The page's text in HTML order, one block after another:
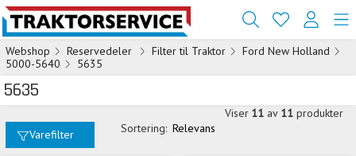
Webshop Reservedeler Filter til Traktor
Ford New Holland
5000-5640
5635
5635
Varefilter Sortering: Relevans
Viser 11 av 11 produkter